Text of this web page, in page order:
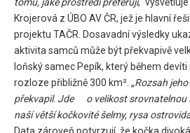
Krojerová z ÚBO AV ČR, jež je hlavní
projektu TAČR. Dosavadní výsledky
aktivita samců může být překvapivě
loňský samec Pepík, který během
rozloze přibližně 300 km². „Rozsah
překvapil. Jde o velikost srovnatelnou
naší větší kočkovité šelmy, rysa
Data zároveň potvrzují, že kočka